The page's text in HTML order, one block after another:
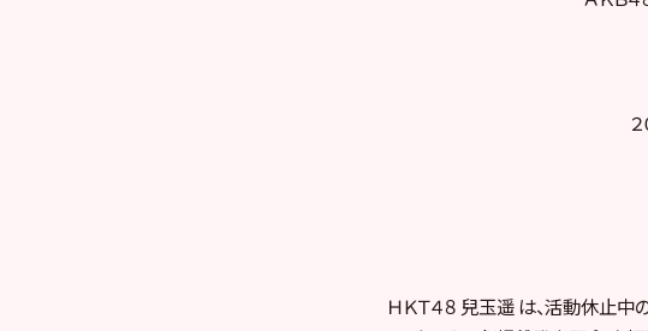
ＨＫＴ４８ 兒玉遥 は、活動休止中の